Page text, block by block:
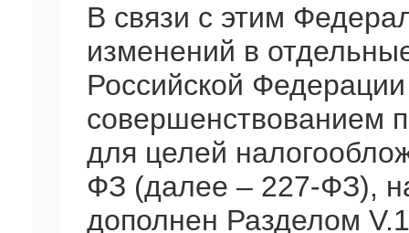
В связи с этим
изменений в
Российской
совершенствованием
для целей
ФЗ (далее – 227-ФЗ),
дополнен Разделом